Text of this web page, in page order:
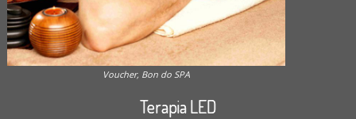
Voucher, Bon do SPA
Terapia LED